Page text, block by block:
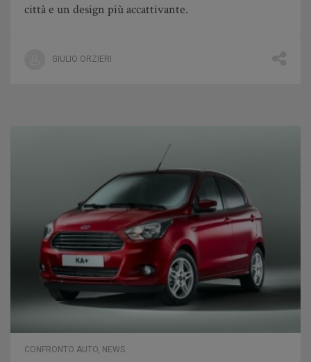
città e un design più accattivante.
GIULIO ORZIERI
CONFRONTO AUTO, NEWS